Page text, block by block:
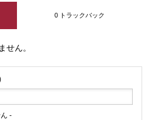
0 トラックバック
せん。
-